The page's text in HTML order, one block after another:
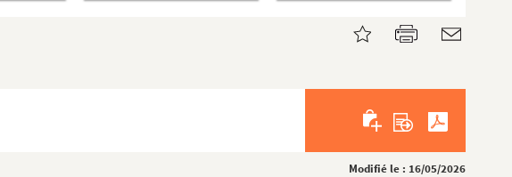
Modifié le : 16/05/2026